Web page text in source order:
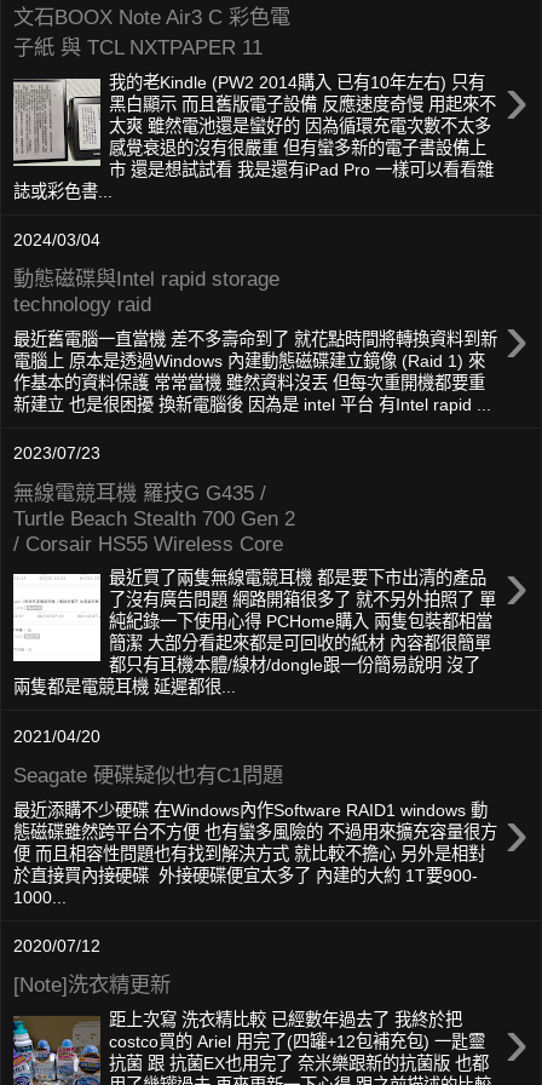
文石BOOX Note Air3 C 彩色電
子紙 與 TCL NXTPAPER 11
›
我的老Kindle (PW2 2014購入 已有10年左右) 只有
黑白顯示 而且舊版電子設備 反應速度奇慢 用起來不
太爽 雖然電池還是蠻好的 因為循環充電次數不太多
感覺衰退的沒有很嚴重 但有蠻多新的電子書設備上
市 還是想試試看 我是還有iPad Pro 一樣可以看看雜
誌或彩色書...
2024/03/04
動態磁碟與Intel rapid storage
technology raid
›
最近舊電腦一直當機 差不多壽命到了 就花點時間將轉換資料到新
電腦上 原本是透過Windows 內建動態磁碟建立鏡像 (Raid 1) 來
作基本的資料保護 常常當機 雖然資料沒丟 但每次重開機都要重
新建立 也是很困擾 換新電腦後 因為是 intel 平台 有Intel rapid ...
2023/07/23
無線電競耳機 羅技G G435 /
Turtle Beach Stealth 700 Gen 2
/ Corsair HS55 Wireless Core
›
最近買了兩隻無線電競耳機 都是要下市出清的產品
了沒有廣告問題 網路開箱很多了 就不另外拍照了 單
純紀錄一下使用心得 PCHome購入 兩隻包裝都相當
簡潔 大部分看起來都是可回收的紙材 內容都很簡單
都只有耳機本體/線材/dongle跟一份簡易說明 沒了
兩隻都是電競耳機 延遲都很...
2021/04/20
Seagate 硬碟疑似也有C1問題
›
最近添購不少硬碟 在Windows內作Software RAID1 windows 動
態磁碟雖然跨平台不方便 也有蠻多風險的 不過用來擴充容量很方
便 而且相容性問題也有找到解決方式 就比較不擔心 另外是相對
於直接買內接硬碟 外接硬碟便宜太多了 內建的大約 1T要900-
1000...
2020/07/12
[Note]洗衣精更新
›
距上次寫 洗衣精比較 已經數年過去了 我終於把
costco買的 Ariel 用完了(四罐+12包補充包) 一匙靈
抗菌 跟 抗菌EX也用完了 奈米樂跟新的抗菌版 也都